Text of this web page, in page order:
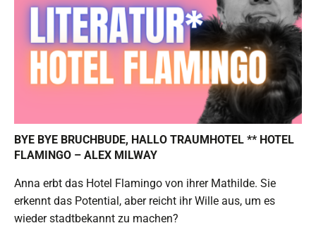
BYE BYE BRUCHBUDE, HALLO TRAUMHOTEL ** HOTEL
FLAMINGO – ALEX MILWAY
Anna erbt das Hotel Flamingo von ihrer Mathilde. Sie
erkennt das Potential, aber reicht ihr Wille aus, um es
wieder stadtbekannt zu machen?